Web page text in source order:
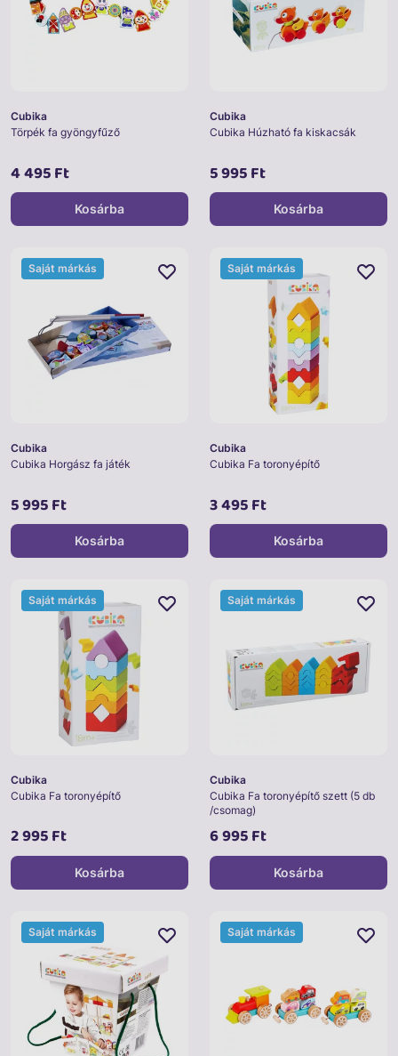
Cubika
Törpék fa gyöngyfűző
4 495 Ft
Kosárba
Cubika
Cubika Húzható fa kiskacsák
5 995 Ft
Kosárba
Cubika
Cubika Horgász fa játék
5 995 Ft
Saját márkás
Kosárba
Cubika
Cubika Fa toronyépítő
3 495 Ft
Saját márkás
Kosárba
Cubika
Cubika Fa toronyépítő
2 995 Ft
Saját márkás
Kosárba
Cubika
Cubika Fa toronyépítő szett (5 db
/csomag)
6 995 Ft
Saját márkás
Kosárba
Saját márkás Saját márkás